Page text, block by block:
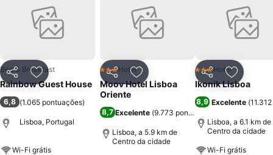
PartilharAdicionar aos favoritos
Bed & Breakfast
Rainbow Guest House
6,8 (1.065 pontuações)
Lisboa, Portugal
Wi-Fi grátis
PartilharAdicionar aos favoritos
3 Estrelas
Hotel
Moov Hotel Lisboa
Oriente
8,7 Excelente (9.773 pontuações
Lisboa, a 5.9 km de
Centro da cidade
Partilhar
3 Estrelas
Hotel
Ikonik Lisboa
8,9 Excelente (
Lisboa, a 6.1 km de
Centro da cidade
Wi-Fi grátis